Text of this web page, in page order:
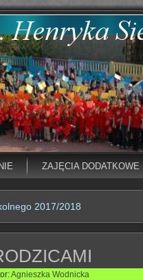
ZAJĘCIA DODATKOWE
2017/2018
Agnieszka Wodnicka